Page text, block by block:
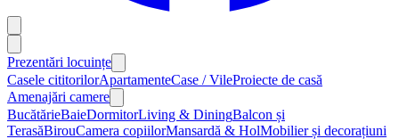
Prezentări locuințe
Casele cititorilorApartamenteCase / VileProiecte de casă
Amenajări camere
BucătărieBaieDormitorLiving & DiningBalcon și
TerasăBirouCamera copiilorMansardă & HolMobilier și decorațiuni